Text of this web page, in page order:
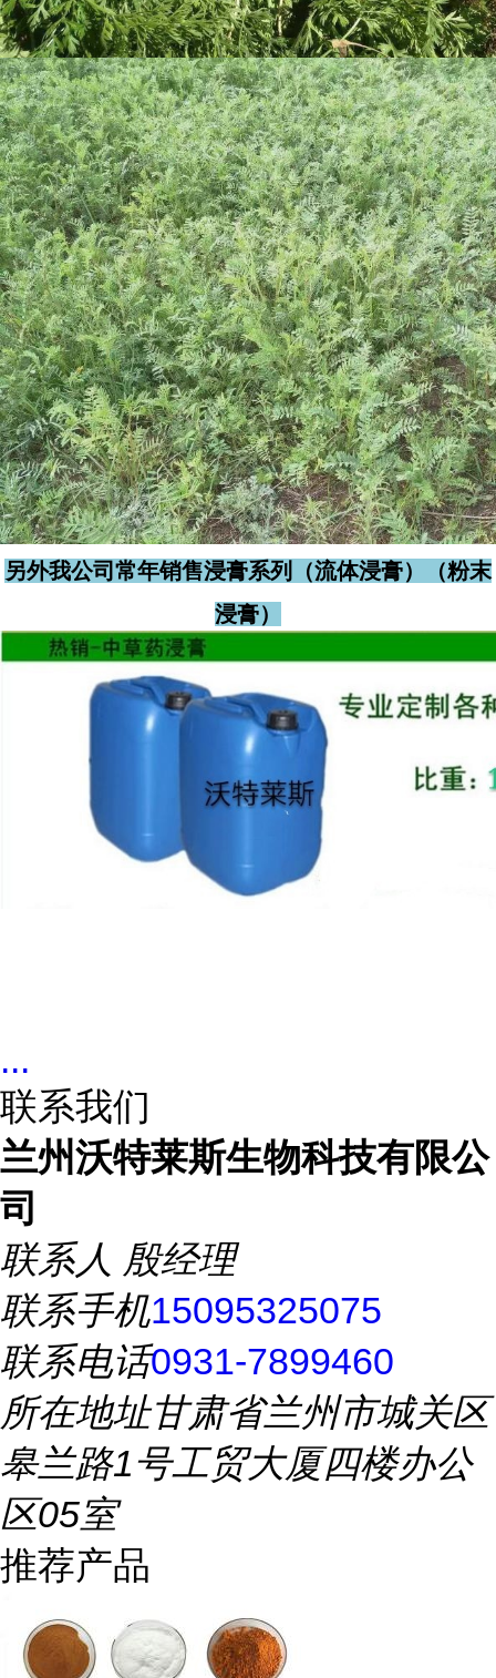
另外我公司常年销售浸膏系列（流体浸膏）（粉末
浸膏）
...
联系我们
兰州沃特莱斯生物科技有限公
司
联系人 殷经理
联系手机15095325075
联系电话0931-7899460
所在地址甘肃省兰州市城关区
皋兰路1号工贸大厦四楼办公
区05室
推荐产品